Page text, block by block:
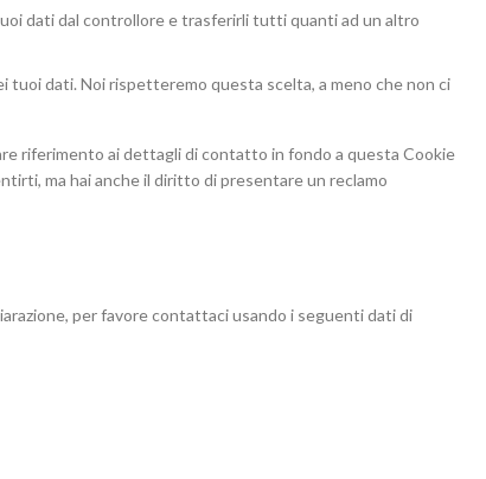
dati dal controllore e trasferirli tutti quanti ad un altro
dati. Noi rispetteremo questa scelta, a meno che non ci
riferimento ai dettagli di contatto in fondo a questa Cookie
ma hai anche il diritto di presentare un reclamo
per favore contattaci usando i seguenti dati di